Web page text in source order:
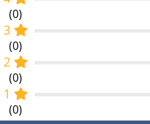
(0)
3
(0)
2
(0)
1
(0)